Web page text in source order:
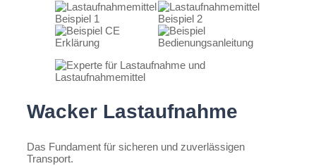
Wacker Lastaufnahme
Das Fundament für sicheren und zuverlässigen
Transport.